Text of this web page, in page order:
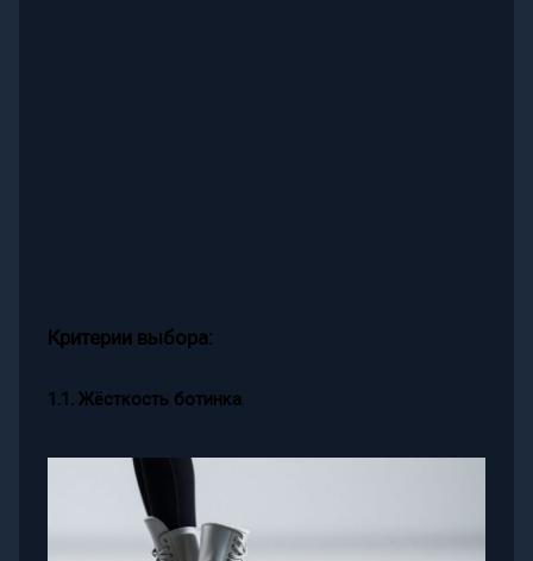
Критерии выбора:
1.1. Жёсткость ботинка